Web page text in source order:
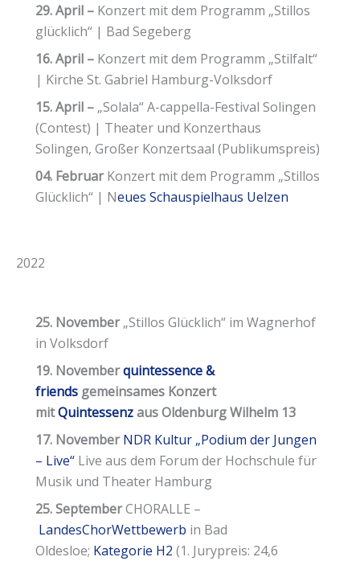
29. April – Konzert mit dem Programm „Stillos
glücklich“ | Bad Segeberg
16. April – Konzert mit dem Programm „Stilfalt“
| Kirche St. Gabriel Hamburg-Volksdorf
15. April – „Solala“ A-cappella-Festival Solingen
(Contest) | Theater und Konzerthaus
Solingen, Großer Konzertsaal (Publikumspreis)
04. FebruarKonzert mit dem Programm „Stillos
Glücklich“ | Neues Schauspielhaus Uelzen
2022
25. November„Stillos Glücklich“ im Wagnerhof
in Volksdorf
19. Novemberquintessence &
friends gemeinsames Konzert
mitQuintessenzaus Oldenburg Wilhelm 13
17. NovemberNDR Kultur „Podium der Jungen
– Live“ Live aus dem Forum der Hochschule für
Musik und Theater Hamburg
25. SeptemberCHORALLE –
LandesChorWettbewerb in Bad
Oldesloe; Kategorie H2 (1. Jurypreis: 24,6